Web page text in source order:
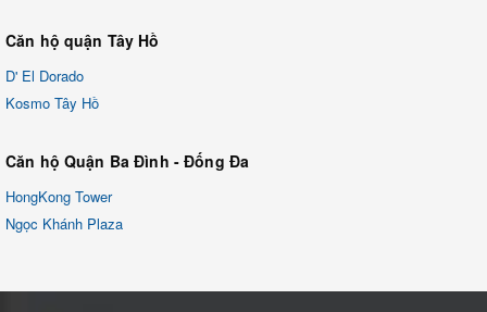
Căn hộ quận Tây Hồ
D' El Dorado
Kosmo Tây Hồ
Căn hộ Quận Ba Đình - Đống Đa
HongKong Tower
Ngọc Khánh Plaza